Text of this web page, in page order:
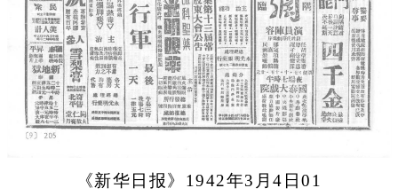
《新华日报》1942年3月4日01